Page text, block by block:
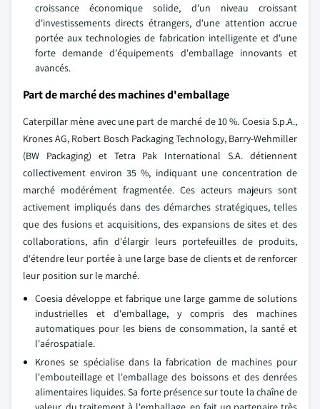
croissance économique solide, d'un niveau croissant
d'investissements directs étrangers, d'une attention accrue
portée aux technologies de fabrication intelligente et d'une
forte demande d'équipements d'emballage innovants et
avancés.
Part de marché des machines d'emballage
Caterpillar mène avec une part de marché de 10 %. Coesia S.p.A.,
Krones AG, Robert Bosch Packaging Technology, Barry-Wehmiller
(BW Packaging) et Tetra Pak International S.A. détiennent
collectivement environ 35 %, indiquant une concentration de
marché modérément fragmentée. Ces acteurs majeurs sont
activement impliqués dans des démarches stratégiques, telles
que des fusions et acquisitions, des expansions de sites et des
collaborations, afin d'élargir leurs portefeuilles de produits,
d'étendre leur portée à une large base de clients et de renforcer
leur position sur le marché.
Coesia développe et fabrique une large gamme de solutions
industrielles et d'emballage, y compris des machines
automatiques pour les biens de consommation, la santé et
l'aérospatiale.
Krones se spécialise dans la fabrication de machines pour
l'embouteillage et l'emballage des boissons et des denrées
alimentaires liquides. Sa forte présence sur toute la chaîne de